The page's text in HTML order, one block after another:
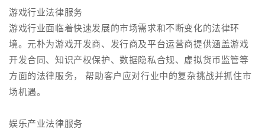
游戏行业法律服务
游戏行业面临着快速发展的市场需求和不断变化的法律环
境。元朴为游戏开发商、发行商及平台运营商提供涵盖游戏
开发合同、知识产权保护、数据隐私合规、虚拟货币监管等
方面的法律服务， 帮助客户应对行业中的复杂挑战并抓住市
场机遇。
娱乐产业法律服务